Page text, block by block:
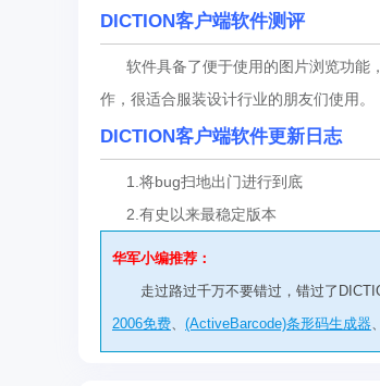
DICTION客户端软件测评
软件具备了便于使用的图片浏览功能
作，很适合服装设计行业的朋友们使用。
DICTION客户端软件更新日志
1.将bug扫地出门进行到底
2.有史以来最稳定版本
华军小编推荐：
走过路过千万不要错过，错过了
2006免费、 (ActiveBarcode)条形码生成器、